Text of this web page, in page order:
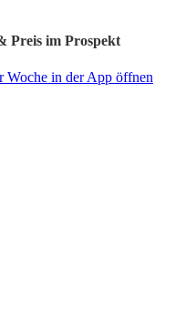
Preis im Prospekt
Woche in der App öffnen